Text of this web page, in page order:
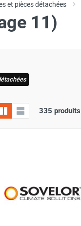
et pièces détachées
11)
335 produits